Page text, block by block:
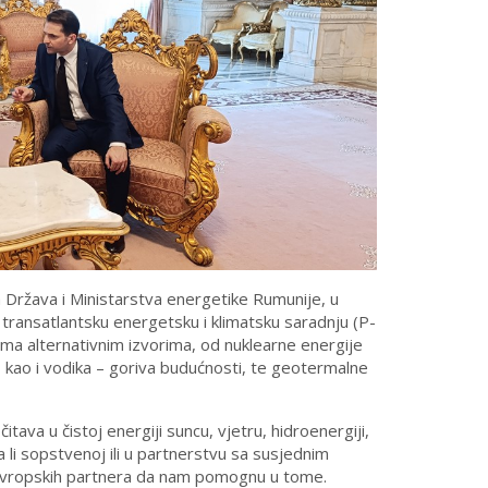
i Ministarstva energetike Rumunije, u
energetsku i klimatsku saradnju (P-
alternativnim izvorima, od nuklearne energije
i vodika – goriva budućnosti, te geotermalne
u čistoj energiji suncu, vjetru, hidroenergiji,
li sopstvenoj ili u partnerstvu sa susjednim
partnera da nam pomognu u tome.